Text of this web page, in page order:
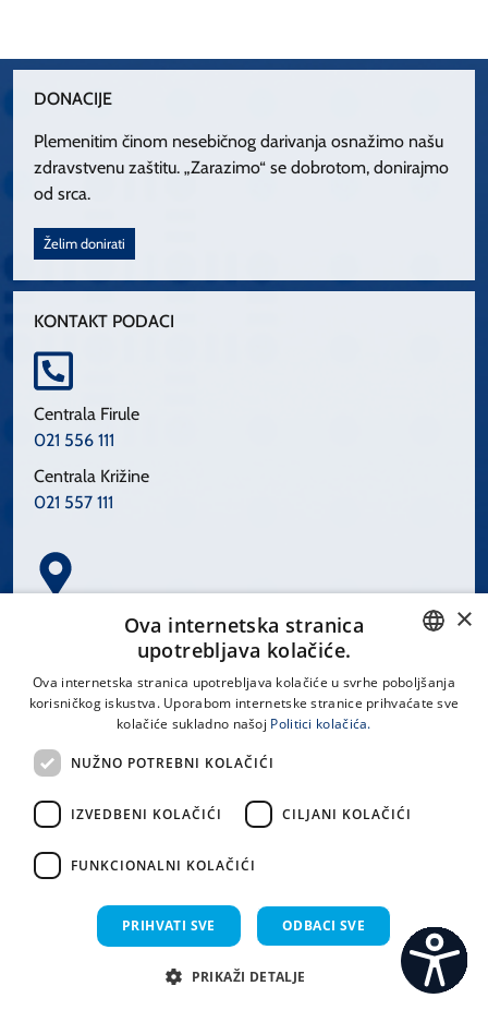
DONACIJE
Plemenitim činom nesebičnog darivanja osnažimo našu
zdravstvenu zaštitu. „Zarazimo“ se dobrotom, donirajmo
od srca.
Želim donirati
KONTAKT PODACI
Centrala Firule
021 556 111
Centrala Križine
021 557 111
Spinčićeva 1, 21000 Split
LINKOVI
Uvjeti korištenja
CROATIAN
×
Ova internetska stranica
upotrebljava kolačiće.
Ova internetska stranica upotrebljava kolačiće u svrhe poboljšanja
korisničkog iskustva. Uporabom internetske stranice prihvaćate sve
kolačiće sukladno našoj Politici kolačića.
NUŽNO POTREBNI KOLAČIĆI
IZVEDBENI KOLAČIĆI CILJANI KOLAČIĆI
FUNKCIONALNI KOLAČIĆI
PRIHVATI SVE ODBACI SVE
PRIKAŽI DETALJE